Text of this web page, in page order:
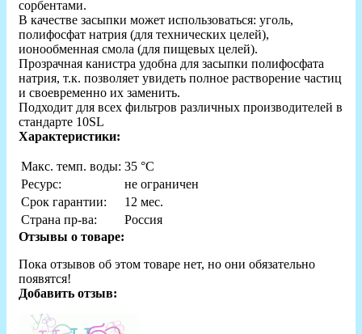
сорбентами.
В качестве засыпки может использоваться: уголь,
полифосфат натрия (для технических целей),
ионообменная смола (для пищевых целей).
Прозрачная канистра удобна для засыпки полифосфата
натрия, т.к. позволяет увидеть полное растворение частиц
и своевременно их заменить.
Подходит для всех фильтров различных производителей в
стандарте 10SL
Характеристики:
Макс. темп. воды: 35 °С
Ресурс:
не ограничен
Срок гарантии:
12 мес.
Страна пр-ва:
Россия
Отзывы о товаре:
Пока отзывов об этом товаре нет, но они обязательно
появятся!
Добавить отзыв: